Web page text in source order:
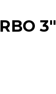
3″